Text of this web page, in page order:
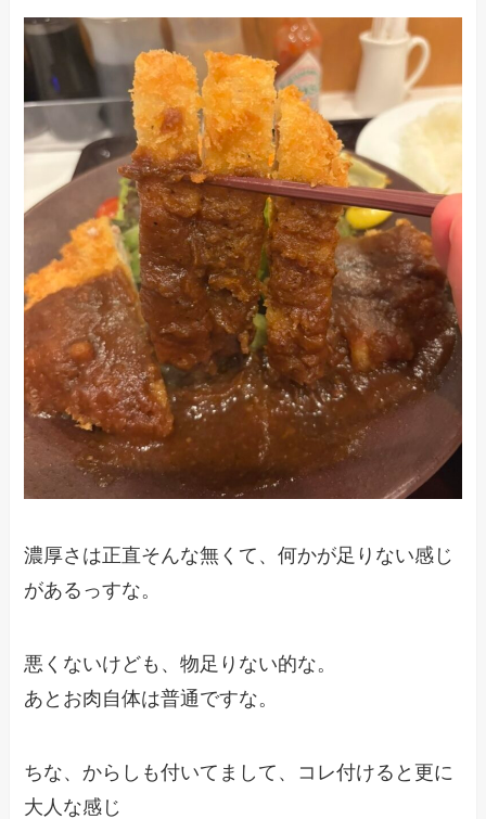
濃厚さは正直そんな無くて、何かが足りない感じ
があるっすな。
悪くないけども、物足りない的な。
あとお肉自体は普通ですな。
ちな、からしも付いてまして、コレ付けると更に
大人な感じ